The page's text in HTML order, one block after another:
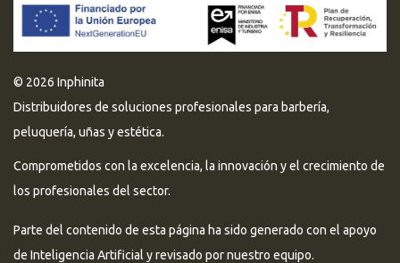
© 2026 Inphinita
Distribuidores de soluciones profesionales para barbería,
peluquería, uñas y estética.
Comprometidos con la excelencia, la innovación y el crecimiento de
los profesionales del sector.
Parte del contenido de esta página ha sido generado con el apoyo
de Inteligencia Artificial y revisado por nuestro equipo.